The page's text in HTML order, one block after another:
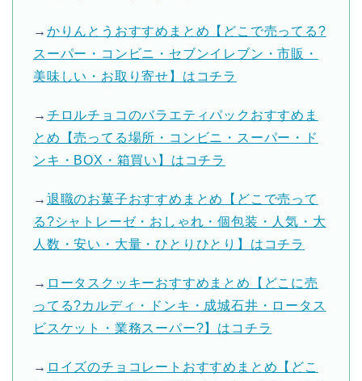
→ かりんとうおすすめまとめ【どこで売ってる?
スーパー・コンビニ・セブンイレブン・市販・
美味しい・お取り寄せ】はコチラ
→ チロルチョコのバラエティパックおすすめま
とめ【売ってる場所・コンビニ・スーパー・ド
ンキ・BOX・箱買い】はコチラ
→ 退職のお菓子おすすめまとめ【どこで売って
る?シャトレーゼ・おしゃれ・個包装・人気・大
人数・安い・大量・ひとりひとり】はコチラ
→ ロータスクッキーおすすめまとめ【どこに売
ってる?カルディ・ドンキ・成城石井・ロータス
ビスケット・業務スーパー?】はコチラ
→ ロイズのチョコレートおすすめまとめ【どこ